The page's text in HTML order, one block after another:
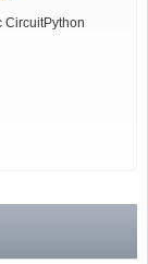
CircuitPython